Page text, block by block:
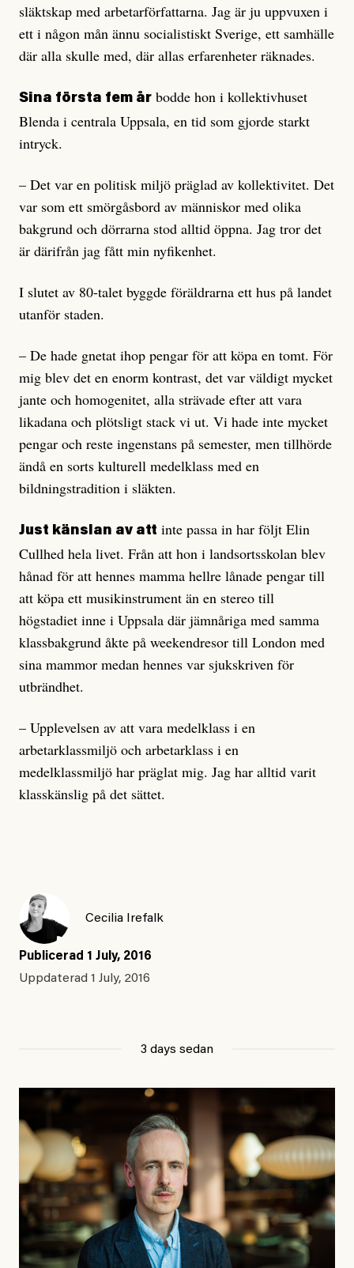
släktskap med arbetarförfattarna. Jag är ju uppvuxen i
ett i någon mån ännu socialistiskt Sverige, ett samhälle
där alla skulle med, där allas erfarenheter räknades.
Sina första fem år bodde hon i kollektivhuset
Blenda i centrala Uppsala, en tid som gjorde starkt
intryck.
– Det var en politisk miljö präglad av kollektivitet. Det
var som ett smörgåsbord av människor med olika
bakgrund och dörrarna stod alltid öppna. Jag tror det
är därifrån jag fått min nyfikenhet.
I slutet av 80-talet byggde föräldrarna ett hus på landet
utanför staden.
– De hade gnetat ihop pengar för att köpa en tomt. För
mig blev det en enorm kontrast, det var väldigt mycket
jante och homogenitet, alla strävade efter att vara
likadana och plötsligt stack vi ut. Vi hade inte mycket
pengar och reste ingenstans på semester, men tillhörde
ändå en sorts kulturell medelklass med en
bildningstradition i släkten.
Just känslan av att inte passa in har följt Elin
Cullhed hela livet. Från att hon i landsortsskolan blev
hånad för att hennes mamma hellre lånade pengar till
att köpa ett musikinstrument än en stereo till
högstadiet inne i Uppsala där jämnåriga med samma
klassbakgrund åkte på weekendresor till London med
sina mammor medan hennes var sjukskriven för
utbrändhet.
– Upplevelsen av att vara medelklass i en
arbetarklassmiljö och arbetarklass i en
medelklassmiljö har präglat mig. Jag har alltid varit
klasskänslig på det sättet.
Cecilia Irefalk
Publicerad 1 July, 2016
Uppdaterad 1 July, 2016
3 days sedan